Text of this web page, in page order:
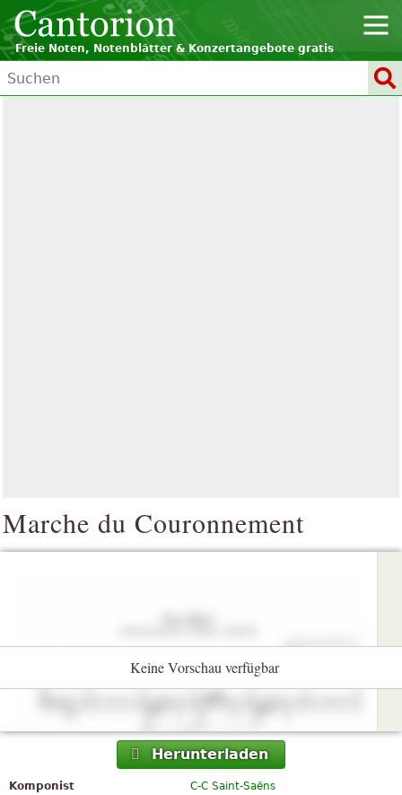
Freie Noten, Notenblätter & Konzertangebote gratis
Marche du Couronnement
Keine Vorschau verfügbar
Herunterladen
Komponist
C-C Saint-Saëns